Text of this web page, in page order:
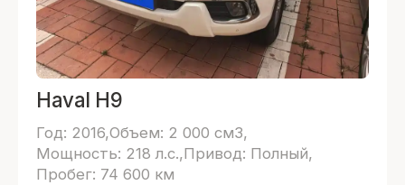
Haval H9
Год: 2016 Объем: 2 000 см3
Мощность: 218 л.с. Привод: Полный
Пробег: 74 600 км